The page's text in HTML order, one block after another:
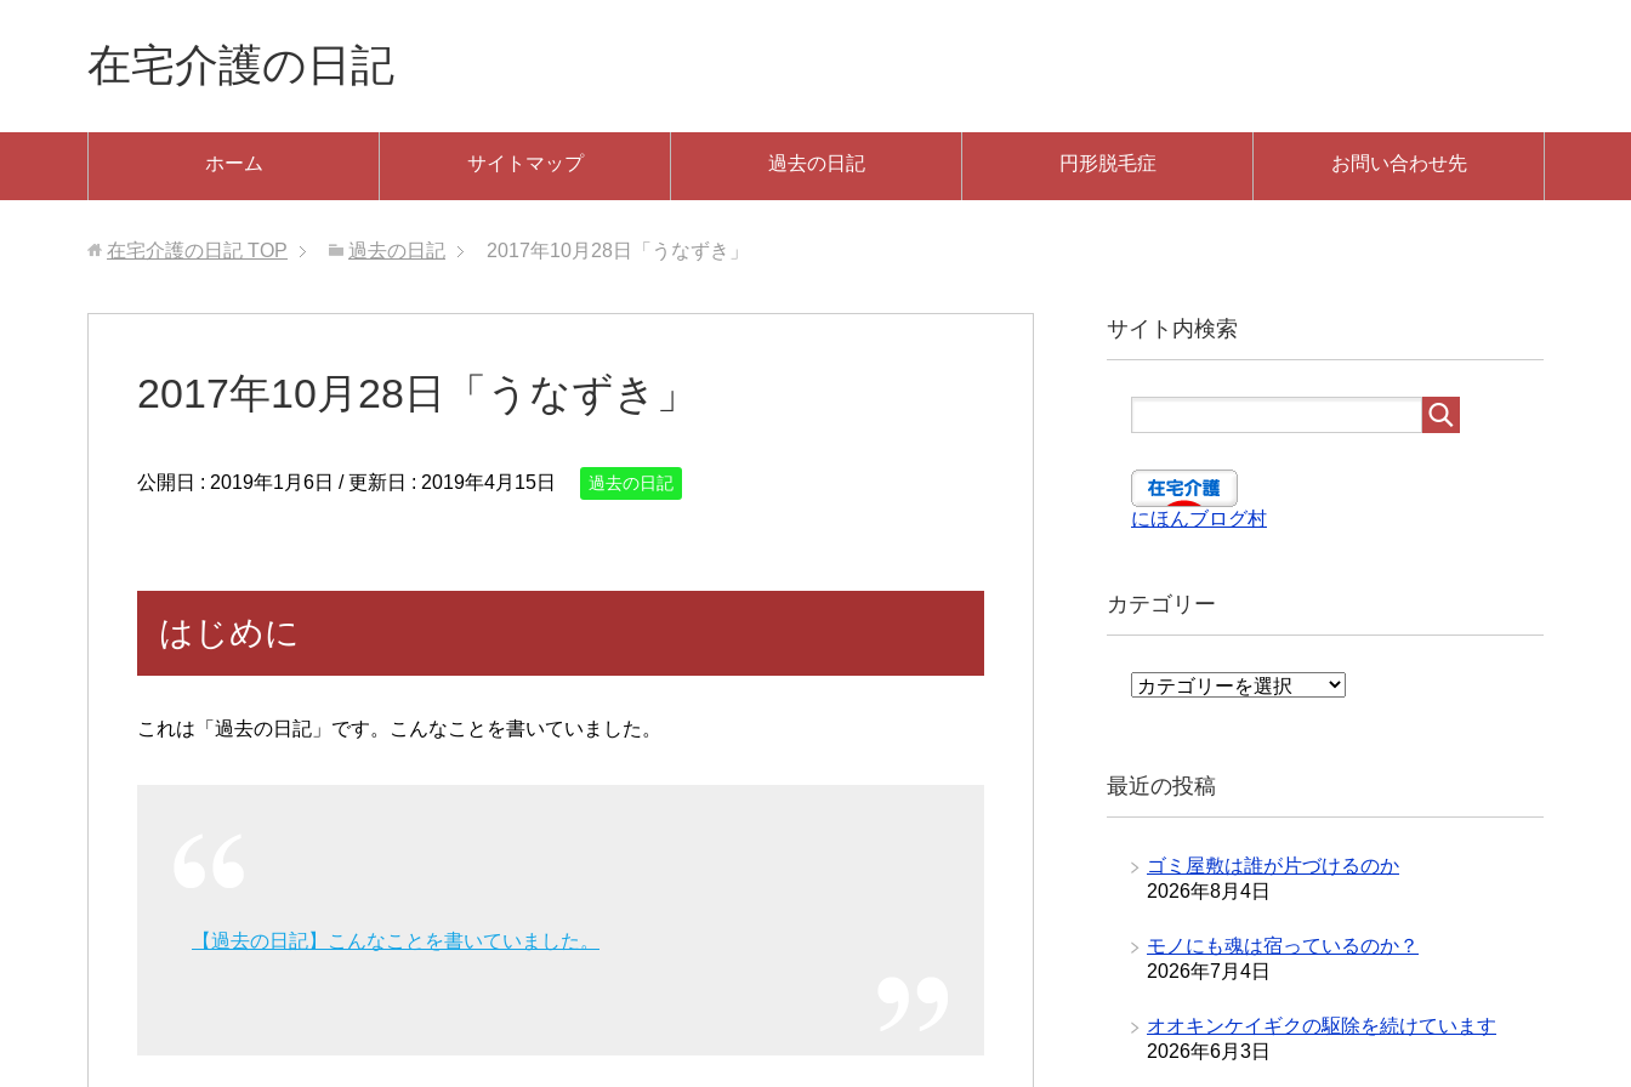
在宅介護の日記
ホーム サイトマップ 過去の日記 円形脱毛症 お問い合わせ先
在宅介護の日記 TOP 過去の日記 2017年10月28日「うなずき」
2017年10月28日「うなずき」
公開日 : 2019年1月6日 / 更新日 : 2019年4月15日 過去の日記
はじめに
これは「過去の日記」です。こんなことを書いていました。
【過去の日記】こんなことを書いていました。
サイト内検索
にほんブログ村
カテゴリー
カ
ー
最近の投稿
ゴミ屋敷は誰が片づけるのか
2026年8月4日
モノにも魂は宿っているのか？
2026年7月4日
オオキンケイギクの駆除を続けています
2026年6月3日